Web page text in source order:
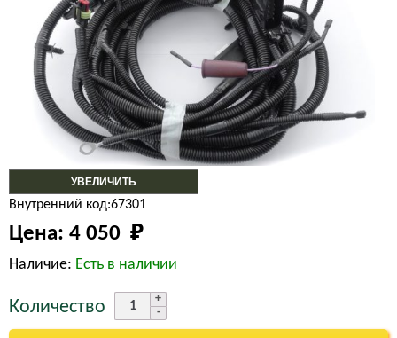
УВЕЛИЧИТЬ
Внутренний код:67301
Цена: 4 050 ₽
Наличие: Есть в наличии
Количество